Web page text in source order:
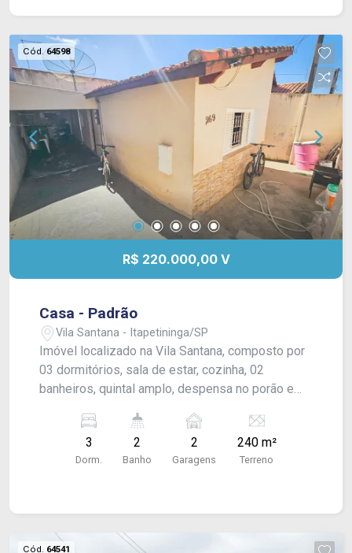
Cód. 64598
R$ 220.000,00 V
Casa - Padrão
Vila Santana - Itapetininga/SP
Imóvel localizado na Vila Santana, composto por
03 dormitórios, sala de estar, cozinha, 02
banheiros, quintal amplo, despensa no porão e
acabamento em forro de PVC.
3
Dorm.
2
Banho
2
Garagens
240 m²
Terreno
Cód. 64541